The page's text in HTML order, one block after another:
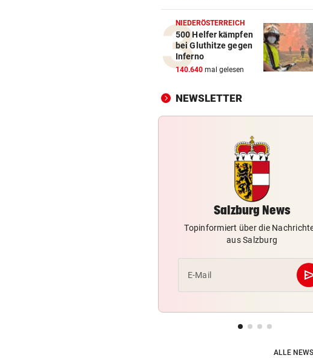
Premieren-Regen statt
den Festspielen
350 QUADRATMETER FEUER vor
Waldbrand in Göriach
WIRBEL UM ARBEIT-SAGER
Kanzler entschuldigt sich:
SALZBURGER LIGA
Prognose: Ein Titelfavorit und
viele Unbekannte
NIEDERÖSTERREICH
500 Helfer kämpfen
bei Gluthitze gegen
Inferno
140.640 mal gelesen
NEWSLETTER
Salzburg News
Topinformiert über die
aus Salzburg
E-Mail
ALLE